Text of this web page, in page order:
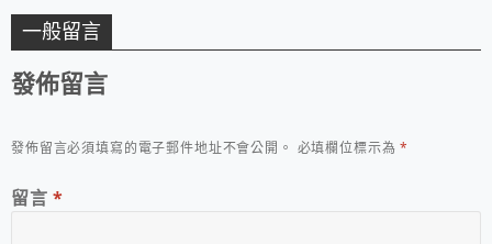
一般留言
發佈留言
發佈留言必須填寫的電子郵件地址不會公開。 必填欄位標示為*
留言 *